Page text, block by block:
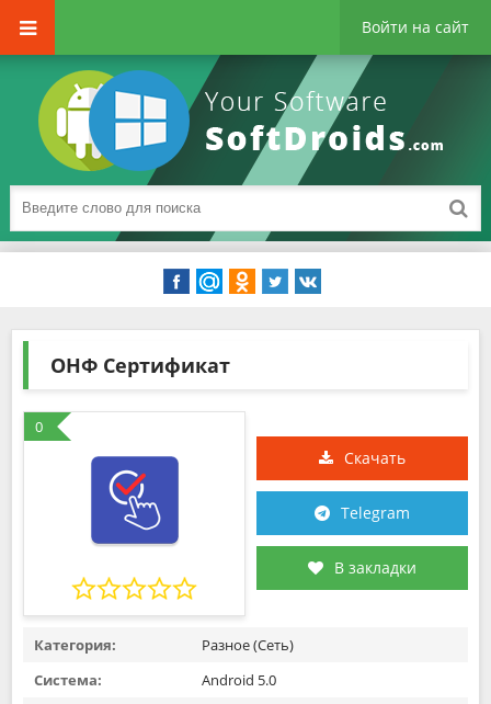
Войти на сайт
ОНФ Сертификат
0
Скачать
Telegram
В закладки
Категория:
Разное (Сеть)
Система:
Android 5.0